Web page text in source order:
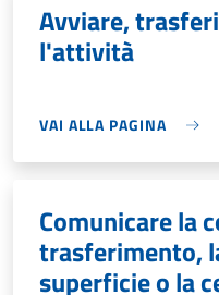
Avviare,
l'attività
VAI ALLA PAGINA
Comunicare la
trasferimento,
superficie o la